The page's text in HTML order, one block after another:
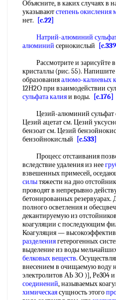
Объясните, в каких случаях в
указываютстепень окисления
нет.
[c.22]
Натрий-алюминий
алюминий сернокислый
Рассмотрите и зарисуйте
кристаллы (рис. 55). Напишите
образованияалюмо-калиевых
12Н2О при взаимодействии
сульфата калияи воды.
[c.176]
Цезий-алюминий сульфат
Цезий ацетат см. Цезий
бензоат см. Цезий
бензойнокислый
[c.533]
Процесс отстаивания
вследствие удаления из нее
взвешенных примесей,
силытяжести на дно
проводят в непрерывно
бетонированных резервуарах.
полного осветления и
декантируемую из
коагуляции с последующим
Коагуляция —
разделениягетерогенных
выделение из воды
белковых веществ.
внесением в очищаемую воду
электролитов АЬ ЗО )], Ре304 и
соединений, называемых
химическаясущность этого